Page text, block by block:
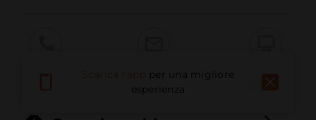
E-mail
per una migliore
esperienza